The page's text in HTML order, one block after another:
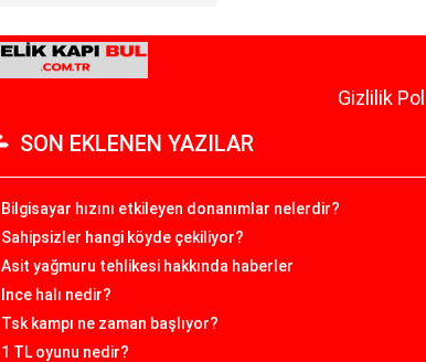
Gizlilik
SON EKLENEN YAZILAR
Bilgisayar hızını etkileyen donanımlar nelerdir?
Sahipsizler hangi köyde çekiliyor?
Asit yağmuru tehlikesi hakkında haberler
Ince halı nedir?
Tsk kampı ne zaman başlıyor?
1 TL oyunu nedir?